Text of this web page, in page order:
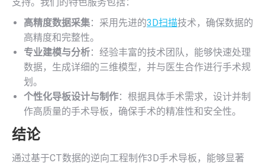
高精度数据采集：采用先进的3D扫描技术，确保数据的
高精度和完整性。
专业建模与分析：经验丰富的技术团队，能够快速处理
数据，生成详细的三维模型，并与医生合作进行手术规
划。
个性化导板设计与制作：根据具体手术需求，设计并制
作高质量的手术导板，确保手术的精准性和安全性。
结论
通过基于CT数据的逆向工程制作3D手术导板，能够显著